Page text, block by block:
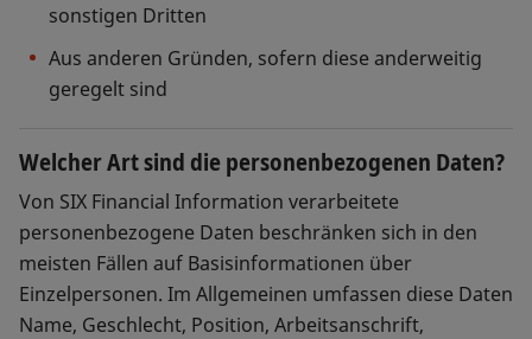
sonstigen Dritten
Aus anderen Gründen, sofern diese anderweitig
geregelt sind
Welcher Art sind die personenbezogenen Daten?
Von SIX Financial Information verarbeitete
personenbezogene Daten beschränken sich in den
meisten Fällen auf Basisinformationen über
Einzelpersonen. Im Allgemeinen umfassen diese Daten
Name, Geschlecht, Position, Arbeitsanschrift,